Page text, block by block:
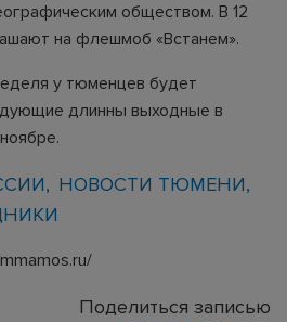
обществом. В 12
на флешмоб «Встанем».
у тюменцев будет
длинны выходные в
НОВОСТИ ТЮМЕНИ
Поделиться записью